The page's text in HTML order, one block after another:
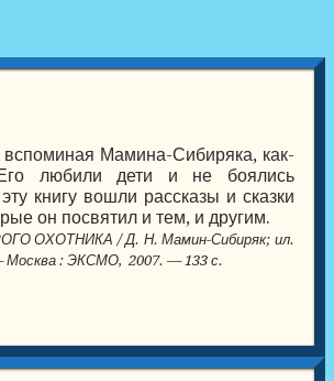
вспоминая Мамина-Сибиряка, как-
любили дети и не боялись
книгу вошли рассказы и сказки
он посвятил и тем, и другим.
ОХОТНИКА / Д. Н. Мамин-Сибиряк; ил.
: ЭКСМО, 2007. — 133 с.